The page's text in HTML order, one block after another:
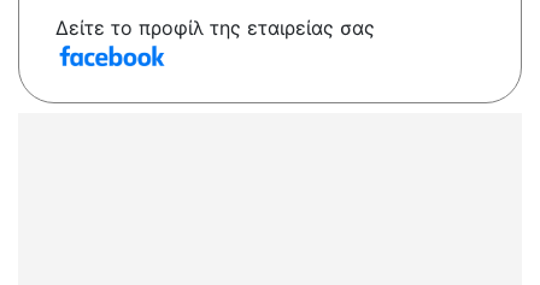
Δείτε το προφίλ της εταιρείας σας